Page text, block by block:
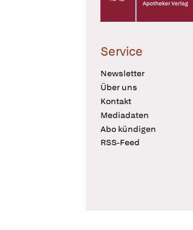
Service
Newsletter
Über uns
Kontakt
Mediadaten
Abo kündigen
RSS-Feed